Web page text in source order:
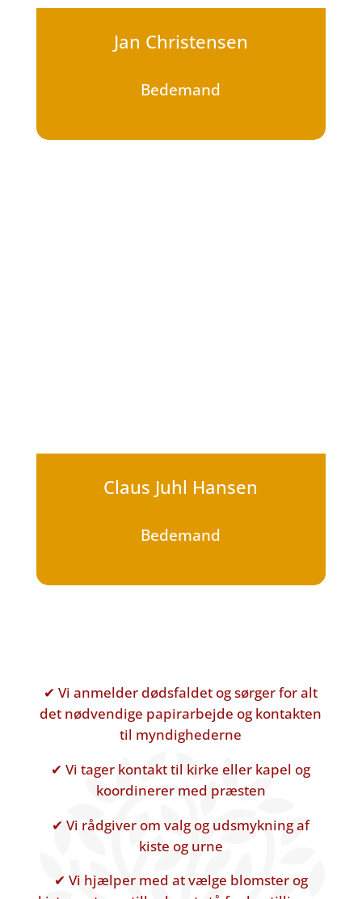
Jan Christensen
Bedemand
Claus Juhl Hansen
Bedemand
✔ Vi anmelder dødsfaldet og sørger for alt
det nødvendige papirarbejde og kontakten
til myndighederne
✔ Vi tager kontakt til kirke eller kapel og
koordinerer med præsten
✔ Vi rådgiver om valg og udsmykning af
kiste og urne
✔ Vi hjælper med at vælge blomster og